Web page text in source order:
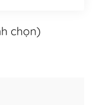
chọn)